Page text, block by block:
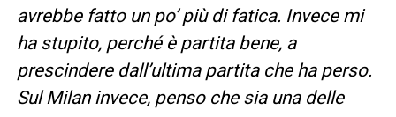
avrebbe fatto un po’ più di fatica. Invece mi
ha stupito, perché è partita bene, a
prescindere dall’ultima partita che ha perso.
Sul Milan invece, penso che sia una delle